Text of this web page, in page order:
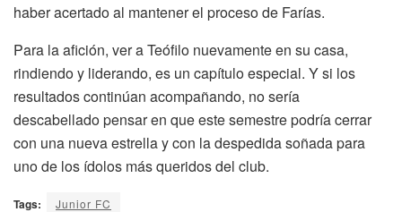
haber acertado al mantener el proceso de Farías.
Para la afición, ver a Teófilo nuevamente en su casa,
rindiendo y liderando, es un capítulo especial. Y si los
resultados continúan acompañando, no sería
descabellado pensar en que este semestre podría cerrar
con una nueva estrella y con la despedida soñada para
uno de los ídolos más queridos del club.
Tags: Junior FC